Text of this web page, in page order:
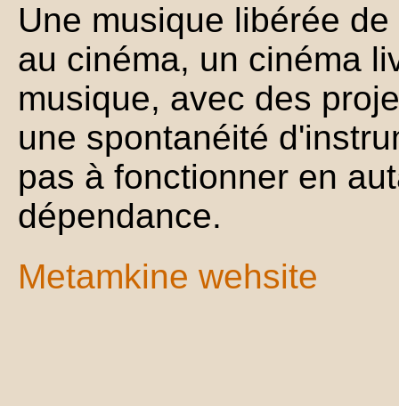
Une musique libérée
au cinéma, un cinéma
musique, avec des
une spontanéité
pas à fonctionner en
dépendance.
Metamkine wehsite